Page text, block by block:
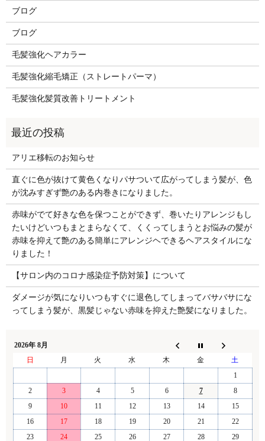
ブログ
ブログ
毛髪強化ヘアカラー
毛髪強化縮毛矯正（ストレートパーマ）
毛髪強化髪質改善トリートメント
アリエ移転のお知らせ
直ぐに色が抜けて黄色くなりパサついて広がってしまう髪が、色
が沈みすぎず艶のある内巻きになりました。
赤味がでて好きな色を保つことができず、巻いたりアレンジもし
たいけどいつもまとまらなくて、くくってしまうとお悩みの髪が
赤味を抑えて艶のある簡単にアレンジヘできるヘアスタイルにな
りました！
【サロン内のコロナ感染症予防対策】について
ダメージが気になりいつもすぐに退色してしまってバサバサにな
ってしまう髪が、黒髪じゃない赤味を抑えた艶髪になりました。
2026年 8月
日
月 火 水 木 金
土
1
2
3 4 5 6 7
8
9
10 11 12 13 14
15
16
17 18 19 20 21
22
23
24 25 26 27 28 29